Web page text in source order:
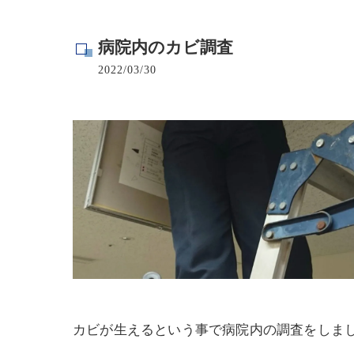
病院･クリニックのカビ取り
公共施設のカビ取り
病院内のカビ調査
2022/03/30
カビが生えるという事で病院内の調査をしま